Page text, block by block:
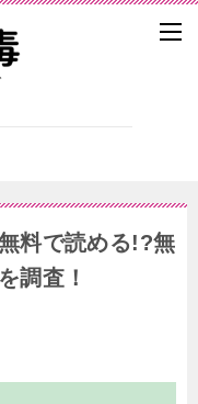
料で読める!?無
調査！